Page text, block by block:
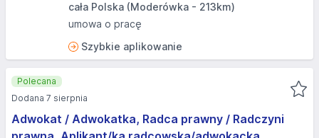
cała Polska (Moderówka - 213km)
umowa o pracę
Szybkie aplikowanie
Adwokat / Adwokatka, Radca prawny / Radczyni
Polecana
Dodana 7 sierpnia